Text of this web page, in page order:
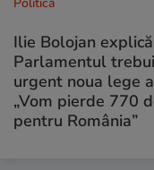
Ilie Bolojan
Parlamentul
urgent noua lege
„Vom pierde 770
pentru România”